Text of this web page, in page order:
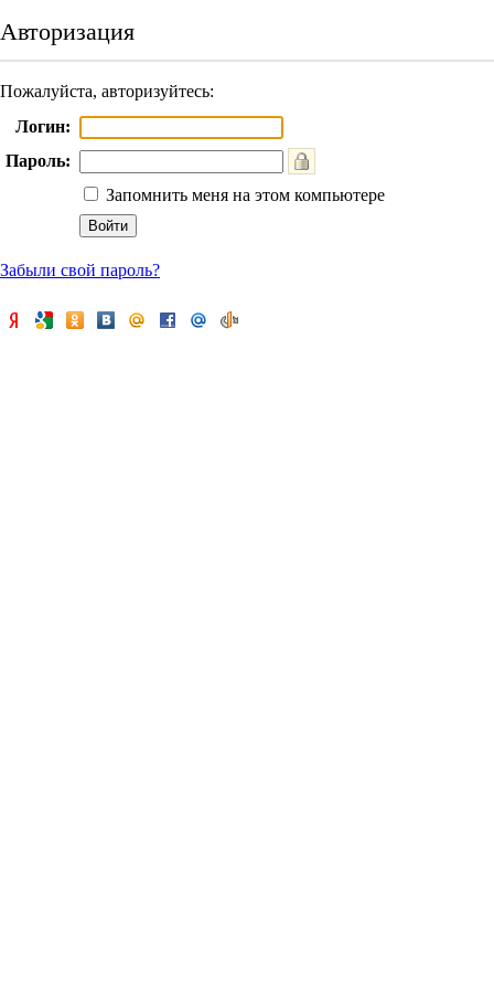
Авторизация
Пожалуйста, авторизуйтесь:
Логин:
Пароль:
Запомнить меня на этом компьютере
Забыли свой пароль?